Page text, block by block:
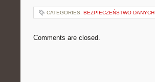
CATEGORIES: BEZPIECZEŃSTWO DANYCH
Comments are closed.